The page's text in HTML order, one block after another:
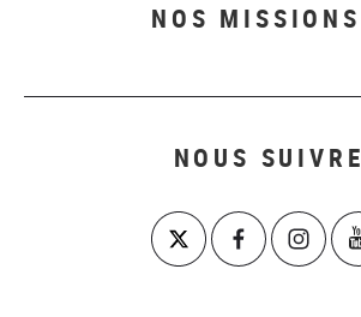
NOS MISSIONS
NOUS SUIVRE